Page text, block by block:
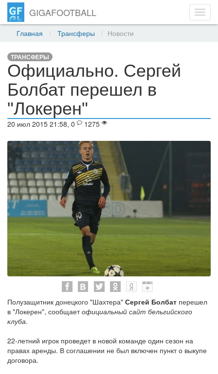
GIGAFOOTBALL
Главная Трансферы Новости
ТРАНСФЕРЫ
Официально. Сергей
Болбат перешел в
"Локерен"
20 июл 2015 21:58, 0 1275
Полузащитник донецкого "Шахтера" Сергей Болбат перешел
в "Локерен", сообщаетофициальный сайт бельгийского
клуба.
22-летний игрок проведет в новой команде один сезон на
правах аренды. В соглашении не был включен пункт о выкупе
договора.